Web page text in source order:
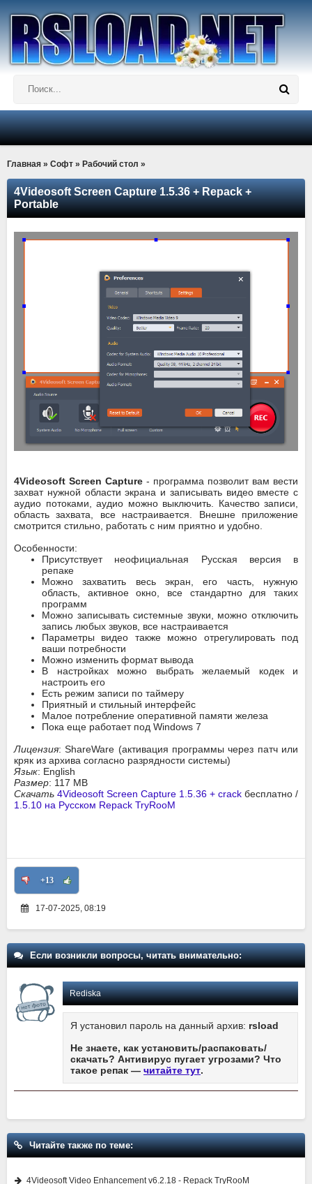
Главная » Софт » Рабочий стол »
4Videosoft Screen Capture 1.5.36 + Repack +
Portable
4Videosoft Screen Capture - программа позволит вам вести
захват нужной области экрана и записывать видео вместе с
аудио потоками, аудио можно выключить. Качество записи,
область захвата, все настраивается. Внешне приложение
смотрится стильно, работать с ним приятно и удобно.
Особенности:
Присутствует неофициальная Русская версия в
репаке
Можно захватить весь экран, его часть, нужную
область, активное окно, все стандартно для таких
программ
Можно записывать системные звуки, можно отключить
запись любых звуков, все настраивается
Параметры видео также можно отрегулировать под
ваши потребности
Можно изменить формат вывода
В настройках можно выбрать желаемый кодек и
настроить его
Есть режим записи по таймеру
Приятный и стильный интерфейс
Малое потребление оперативной памяти железа
Пока еще работает под Windows 7
Лицензия: ShareWare (активация программы через патч или
кряк из архива согласно разрядности системы)
Язык: English
Размер: 117 MB
Скачать 4Videosoft Screen Capture 1.5.36 + crack бесплатно /
1.5.10 на Русском Repack TryRooM
+13
17-07-2025, 08:19
Если возникли вопросы, читать внимательно:
Rediska
Я установил пароль на данный архив: rsload
Не знаете, как установить/распаковать/
скачать? Антивирус пугает угрозами? Что
такое репак — читайте тут.
Читайте также по теме:
4Videosoft Video Enhancement v6.2.18 - Repack TryRooM